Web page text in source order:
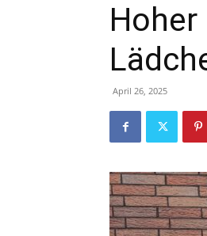
Hoher
April 26, 2025